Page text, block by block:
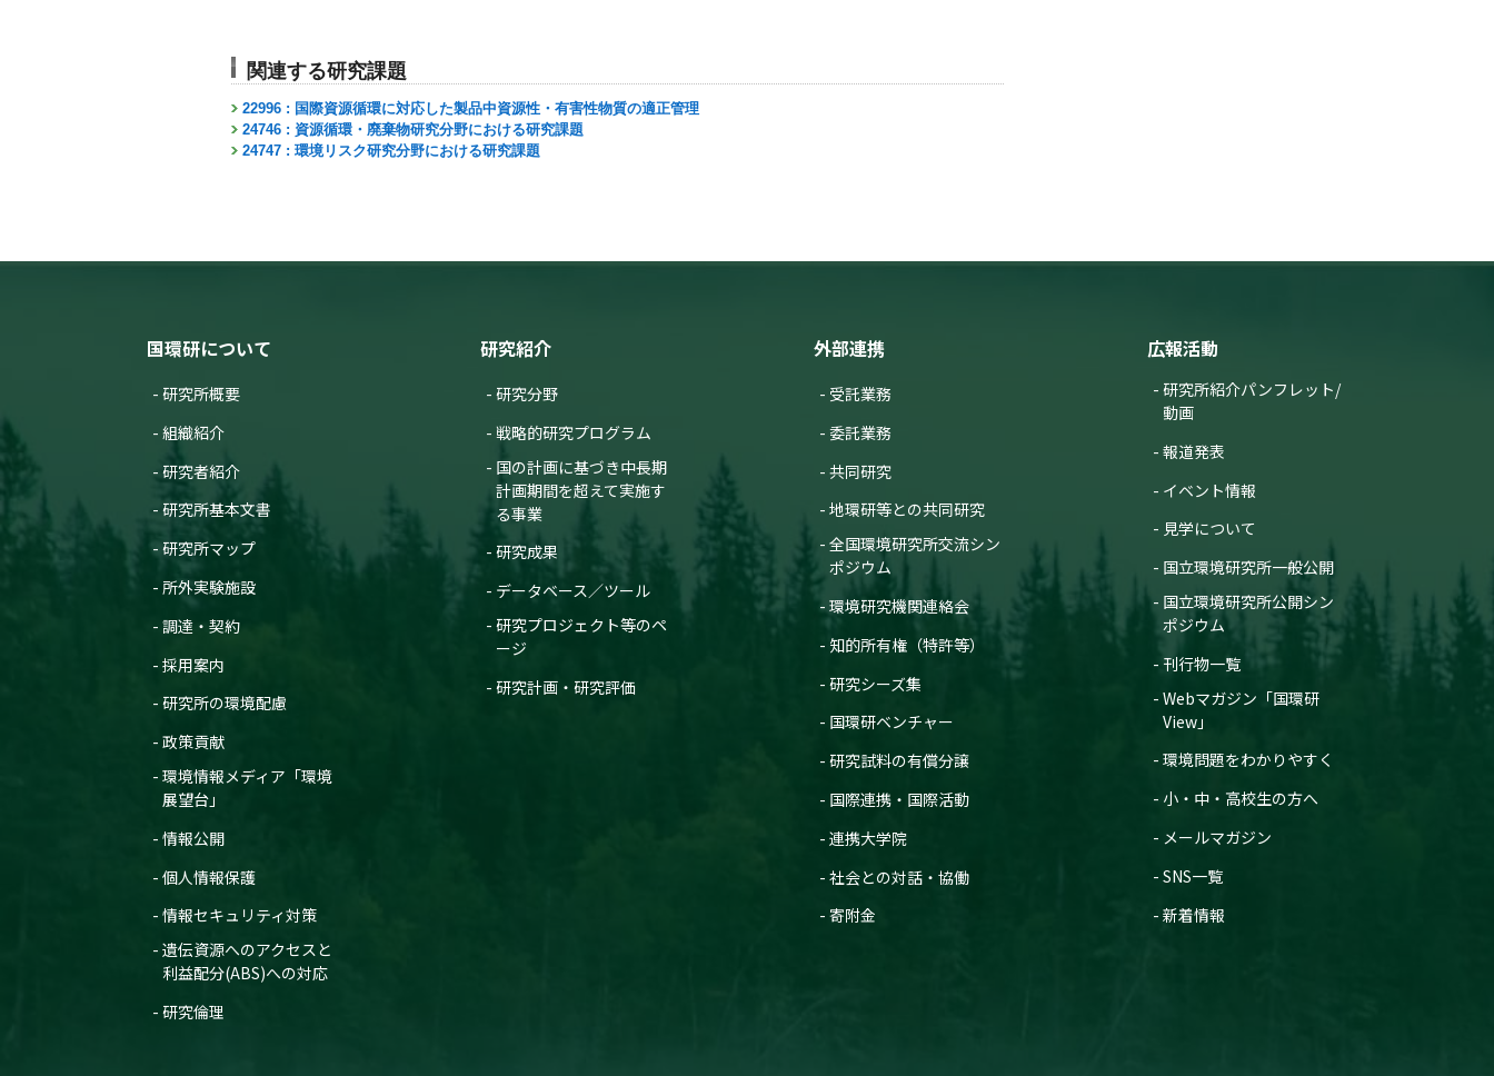
関連する研究課題
22996 : 国際資源循環に対応した製品中資源性・有害性物質の適正管理
24746 : 資源循環・廃棄物研究分野における研究課題
24747 : 環境リスク研究分野における研究課題
国環研について
研究所概要
組織紹介
研究者紹介
研究所基本文書
研究所マップ
所外実験施設
調達・契約
採用案内
研究所の環境配慮
政策貢献
環境情報メディア「環境
展望台」
情報公開
個人情報保護
情報セキュリティ対策
遺伝資源へのアクセスと
利益配分(ABS)への対応
研究倫理
研究紹介
研究分野
戦略的研究プログラム
国の計画に基づき中長期
計画期間を超えて実施す
る事業
研究成果
データベース／ツール
研究プロジェクト等のペ
ージ
研究計画・研究評価
外部連携
受託業務
委託業務
共同研究
地環研等との共同研究
全国環境研究所交流シン
ポジウム
環境研究機関連絡会
知的所有権（特許等）
研究シーズ集
国環研ベンチャー
研究試料の有償分譲
国際連携・国際活動
連携大学院
社会との対話・協働
寄附金
広報活動
研究所紹介パンフレット/
動画
報道発表
イベント情報
見学について
国立環境研究所一般公開
国立環境研究所公開シン
ポジウム
刊行物一覧
Webマガジン「国環研
View」
環境問題をわかりやすく
小・中・高校生の方へ
メールマガジン
SNS一覧
新着情報